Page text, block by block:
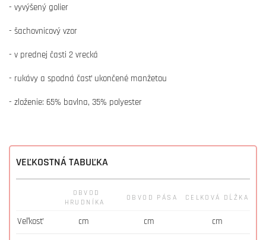
VEĽKOSTNÁ TABUĽKA
OBVOD
HRUDNÍKA
OBVOD PÁSA CELKOVÁ DĹŽKA
Veľkosť cm cm cm
- vyvýšený golier
- šachovnicový vzor
- v prednej časti 2 vrecká
- rukávy a spodná časť ukončené manžetou
- zloženie: 65% bavlna, 35% polyester